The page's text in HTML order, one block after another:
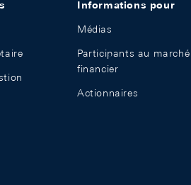
Informations pour
Médias
Participants au marché
financier
Actionnaires